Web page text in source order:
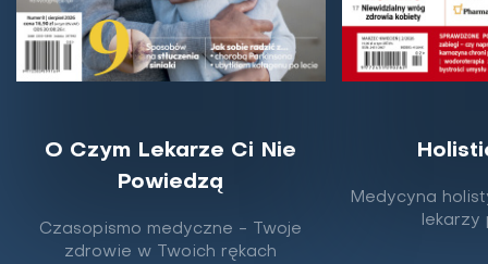
Te zioła pomagają w leczeniu cukrzycy
Cukrzyca to jedna z najczęstszych chorób
metabolicznych, a jej kontrola wymaga odpowiedniej
O Czym Lekarze Ci Nie
Powiedzą
Czasopismo medyczne - Twoje
zdrowie w Twoich rękach
Medycyna
lekarzy